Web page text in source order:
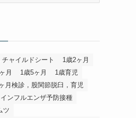
チャイルドシート
1歳2ヶ月
月 1歳5ヶ月
1歳育児
月検診，股関節脱臼，育児
インフルエンザ予防接種
ツ